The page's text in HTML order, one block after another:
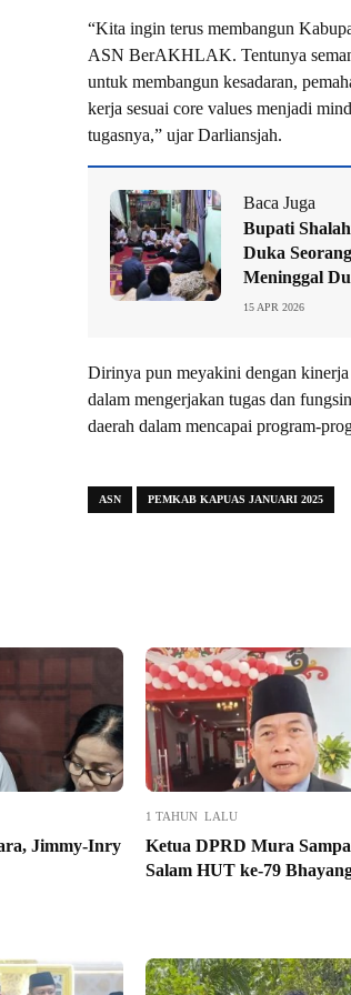
“Kita ingin terus membangun
ASN BerAKHLAK. Tentunya
untuk membangun kesadaran,
kerja sesuai core values menjadi
tugasnya,” ujar Darliansjah.
Baca Juga
Bupati
Duka
Meninggal
15 APR 2026
Dirinya pun meyakini dengan
dalam mengerjakan tugas dan
daerah dalam mencapai program-
ASN PEMKAB KAPUAS JANUARI 2025
Jimmy-Inry
1 TAHUN LALU
Ketua DPRD Mura
Salam HUT ke-79